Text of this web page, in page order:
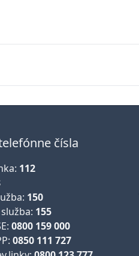
čísla
112
150
služba: 155
0800 159 000
0850 111 727